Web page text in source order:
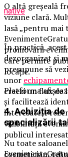
O altă greșeală
viziune clară.
lasă „pentru mai
În practică,
dezorganizat și
presupune să
unor
creezi un flux de
4. Achiziția
specializării
Nu toate
cosmetician,
native
promovării
care permite
locație.
Platforma
și facilitează
interesate.
vizibilității
publicul